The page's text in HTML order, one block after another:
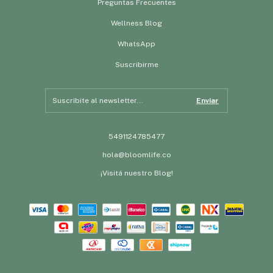
Preguntas Frecuentes
Wellness Blog
WhatsApp
Suscribirme
5491124785477
hola@bloomlife.co
¡Visitá nuestro Blog!